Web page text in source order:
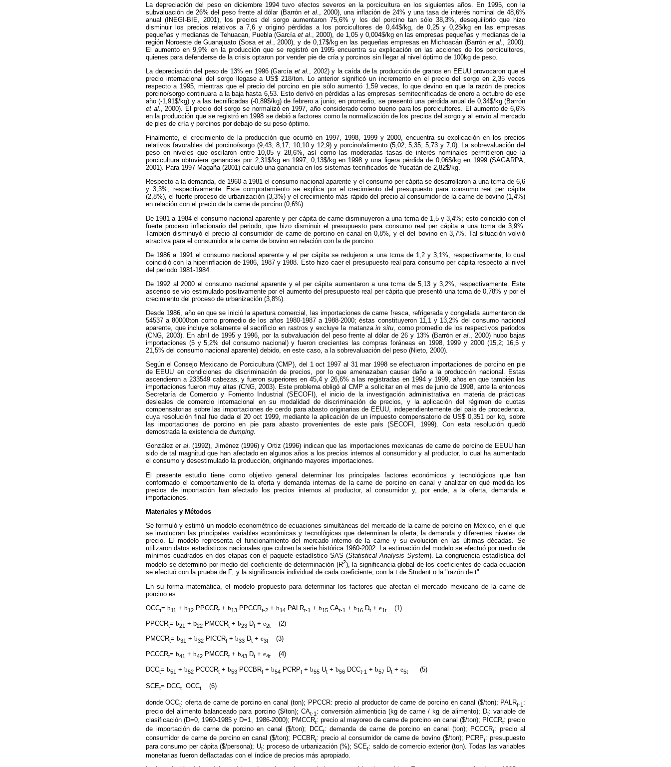
La depreciación del peso en diciembre 1994 tuvo efectos severos en la porcicultura en los siguientes años. En 1995, con la
subvaluación de 26% del peso frente al dólar (Barrónet al., 2000), una inflación de 24% y una tasa de interés nominal de 48,6%
anual (INEGI-BIE, 2001), los precios del sorgo aumentaron 75,6% y los del porcino tan sólo 38,3%, desequilibrio que hizo
disminuir los precios relativos a 7,6 y originó pérdidas a los porcicultores de 0,44$/kg, de 0,25 y 0,2$/kg en las empresas
pequeñas y medianas de Tehuacan, Puebla (Garcíaet al ., 2000), de 1,05 y 0,004$/kg en las empresas pequeñas y medianas de la
región Noroeste de Guanajuato (Sosa et al., 2000), y de 0,17$/kg en las pequeñas empresas en Michoacán (Barrón et al ., 2000).
El aumento en 9,9% en la producción que se registró en 1995 encuentra su explicación en las acciones de los porcicultores,
quienes para defenderse de la crisis optaron por vender pie de cría y porcinos sin llegar al nivel óptimo de 100kg de peso.
La depreciación del peso de 13% en 1996 (García et al.
, 2002) y la caída de la producción de granos en EEUU provocaron que el
precio internacional del sorgo llegase a US$ 218/ton. Lo anterior significó un incremento en el precio del sorgo en 2,35 veces
respecto a 1995, mientras que el precio del porcino en pie sólo aumentó 1,59 veces, lo que devino en que la razón de precios
porcino/sorgo continuara a la baja hasta 6,53. Esto derivó en pérdidas a las empresas semitecnificadas de enero a octubre de ese
año (-1,91$/kg) y a las tecnificadas (-0,89$/kg) de febrero a junio; en promedio, se presentó una pérdida anual de 0,34$/kg (Barrón
et al., 2000). El precio del sorgo se normalizó en 1997, año considerado como bueno para los porcicultores. El aumento de 6,6%
en la producción que se registró en 1998 se debió a factores como la normalización de los precios del sorgo y al envío al mercado
de pies de cría y porcinos por debajo de su peso óptimo.
Finalmente, el crecimiento de la producción que ocurrió en 1997, 1998, 1999 y 2000, encuentra su explicación en los precios
relativos favorables del porcino/sorgo (9,43; 8,17; 10,10 y 12,9) y porcino/alimento (5,02; 5,35; 5,73 y 7,0). La sobrevaluación del
peso en niveles que oscilaron entre 10,05 y 28,6%, así como las moderadas tasas de interés nominales permitieron que la
porcicultura obtuviera ganancias por 2,31$/kg en 1997; 0,13$/kg en 1998 y una ligera pérdida de 0,06$/kg en 1999 (SAGARPA,
2001). Para 1997 Magaña (2001) calculó una ganancia en los sistemas tecnificados de Yucatán de 2,82$/kg.
Respecto a la demanda, de 1960 a 1981 el consumo nacional aparente y el consumo per cápita se desarrollaron a una tcma de 6,6
y 3,3%, respectivamente. Este comportamiento se explica por el crecimiento del presupuesto para consumo real per cápita
(2,8%), el fuerte proceso de urbanización (3,3%) y el crecimiento más rápido del precio al consumidor de la carne de bovino (1,4%)
en relación con el precio de la carne de porcino (0,6%).
De 1981 a 1984 el consumo nacional aparente y per cápita de carne disminuyeron a una tcma de 1,5 y 3,4%; esto coincidió con el
fuerte proceso inflacionario del periodo, que hizo disminuir el presupuesto para consumo real per cápita a una tcma de 3,9%.
También disminuyó el precio al consumidor de carne de porcino en canal en 0,8%, y el del bovino en 3,7%. Tal situación volvió
atractiva para el consumidor a la carne de bovino en relación con la de porcino.
De 1986 a 1991 el consumo nacional aparente y el per cápita se redujeron a una tcma de 1,2 y 3,1%, respectivamente, lo cual
coincidió con la hiperinflación de 1986, 1987 y 1988. Esto hizo caer el presupuesto real para consumo per cápita respecto al nivel
del periodo 1981-1984.
De 1992 al 2000 el consumo nacional aparente y el per cápita aumentaron a una tcma de 5,13 y 3,2%, respectivamente. Este
ascenso se vio estimulado positivamente por el aumento del presupuesto real per cápita que presentó una tcma de 0,78% y por el
crecimiento del proceso de urbanización (3,8%).
Desde 1986, año en que se inició la apertura comercial, las importaciones de carne fresca, refrigerada y congelada aumentaron de
54537 a 80000ton como promedio de los años 1980-1987 a 1988-2000; éstas constituyeron 11,1 y 13,2% del consumo nacional
aparente, que incluye solamente el sacrificio en rastros y excluye la matanzain situ, como promedio de los respectivos periodos
(CNG, 2003). En abril de 1995 y 1996, por la subvaluación del peso frente al dólar de 26 y 13% (Barrónet al., 2000) hubo bajas
importaciones (5 y 5,2% del consumo nacional) y fueron crecientes las compras foráneas en 1998, 1999 y 2000 (15,2; 16,5 y
21,5% del consumo nacional aparente) debido, en este caso, a la sobrevaluación del peso (Nieto, 2000).
Según el Consejo Mexicano de Porcicultura (CMP), del 1 oct 1997 al 31 mar 1998 se efectuaron importaciones de porcino en pie
de EEUU en condiciones de discriminación de precios, por lo que amenazaban causar daño a la producción nacional. Estas
ascendieron a 233549 cabezas, y fueron superiores en 45,4 y 26,6% a las registradas en 1994 y 1999, años en que también las
importaciones fueron muy altas (CNG, 2003). Este problema obligó al CMP a solicitar en el mes de junio de 1998, ante la entonces
Secretaría de Comercio y Fomento Industrial (SECOFI), el inicio de la investigación administrativa en materia de prácticas
desleales de comercio internacional en su modalidad de discriminación de precios, y la aplicación del régimen de cuotas
compensatorias sobre las importaciones de cerdo para abasto originarias de EEUU, independientemente del país de procedencia,
cuya resolución final fue dada el 20 oct 1999, mediante la aplicación de un impuesto compensatorio de US$ 0,351 por kg, sobre
las importaciones de porcino en pie para abasto provenientes de este país (SECOFI, 1999). Con esta resolución quedó
demostrada la existencia de dumping.
Gonzálezet al. (1992), Jiménez (1996) y Ortiz (1996) indican que las importaciones mexicanas de carne de porcino de EEUU han
sido de tal magnitud que han afectado en algunos años a los precios internos al consumidor y al productor, lo cual ha aumentado
el consumo y desestimulado la producción, originando mayores importaciones.
El presente estudio tiene como objetivo general determinar los principales factores económicos y tecnológicos que han
conformado el comportamiento de la oferta y demanda internas de la carne de porcino en canal y analizar en qué medida los
precios de importación han afectado los precios internos al productor, al consumidor y, por ende, a la oferta, demanda e
importaciones.
Materiales y Métodos
Se formuló y estimó un modelo econométrico de ecuaciones simultáneas del mercado de la carne de porcino en México, en el que
se involucran las principales variables económicas y tecnológicas que determinan la oferta, la demanda y diferentes niveles de
precio. El modelo representa el funcionamiento del mercado interno de la carne y su evolución en las últimas décadas. Se
utilizaron datos estadísticos nacionales que cubren la serie histórica 1960-2002. La estimación del modelo se efectuó por medio de
mínimos cuadrados en dos etapas con el paquete estadístico SAS (Statistical Analysis System). La congruencia estadística del
modelo se determinó por medio del coeficiente de determinación (R2), la significancia global de los coeficientes de cada ecuación
se efectuó con la prueba de F, y la significancia individual de cada coeficiente, con la t de Student o la "razón de t".
En su forma matemática, el modelo propuesto para determinar los factores que afectan el mercado mexicano de la carne de
porcino es
OCCt= b11 + b12 PPCCRt + b13 PPCCRt-2 + b14 PALRt-1 + b15 CAt-1 + b16 Dt + e1t (1)
PPCCRt= b21 + b22 PMCCRt + b23 Dt + e2t (2)
PMCCRt= b31 + b32 PICCRt + b33 Dt + e3t (3)
PCCCRt= b41 + b42 PMCCRt + b43 Dt + e4t (4)
DCCt= b51 + b52 PCCCRt + b53 PCCBRt + b54 PCRPt + b55 Ut + b56 DCCt-1 + b57 Dt + e5t (5)
SCEt= DCCt  OCCt (6)
donde OCCt: oferta de carne de porcino en canal (ton); PPCCR: precio al productor de carne de porcino en canal ($/ton); PALRt-1 :
precio del alimento balanceado para porcino ($/ton); CAt-1 : conversión alimenticia (kg de carne / kg de alimento); Dt: variable de
clasificación (D=0, 1960-1985 y D=1, 1986-2000); PMCCRt: precio al mayoreo de carne de porcino en canal ($/ton); PICCRt: precio
de importación de carne de porcino en canal ($/ton); DCCt: demanda de carne de porcino en canal (ton); PCCCRt: precio al
consumidor de carne de porcino en canal ($/ton); PCCBRt: precio al consumidor de carne de bovino ($/ton); PCRPt: presupuesto
para consumo per cápita ($/persona); Ut: proceso de urbanización (%); SCEt: saldo de comercio exterior (ton). Todas las variables
monetarias fueron deflactadas con el índice de precios más apropiado.